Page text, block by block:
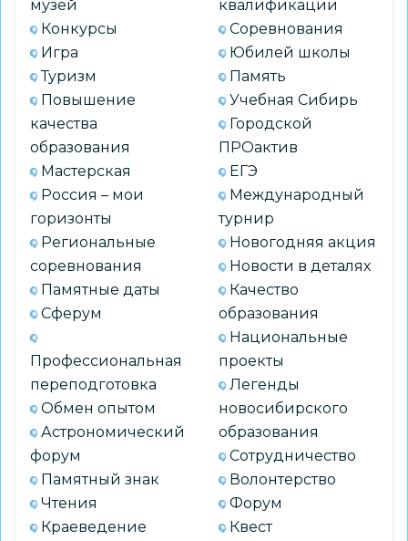
естествоиспытателей
музей
Конкурсы
Игра
Туризм
Повышение
качества
образования
Мастерская
Россия – мои
горизонты
Региональные
соревнования
Памятные даты
Сферум
Профессиональная
переподготовка
Обмен опытом
Астрономический
форум
Памятный знак
Чтения
Краеведение
квалификации
Соревнования
Юбилей школы
Память
Учебная Сибирь
Городской
ПРОактив
ЕГЭ
Международный
турнир
Новогодняя акция
Новости в деталях
Качество
образования
Национальные
проекты
Легенды
новосибирского
образования
Сотрудничество
Волонтерство
Форум
Квест